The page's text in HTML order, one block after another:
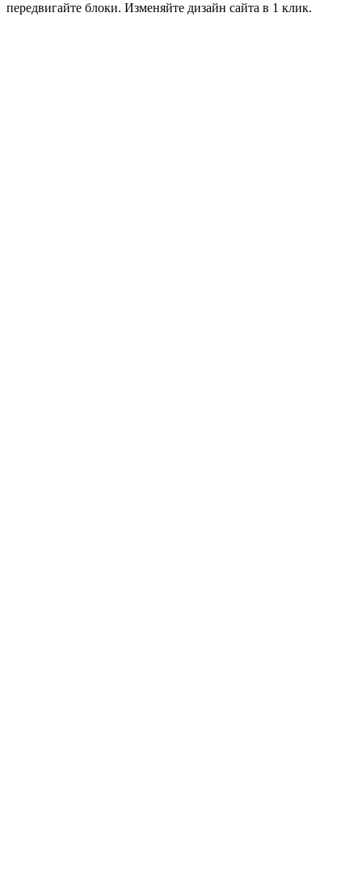
передвигайте блоки. Изменяйте дизайн сайта в 1 клик.